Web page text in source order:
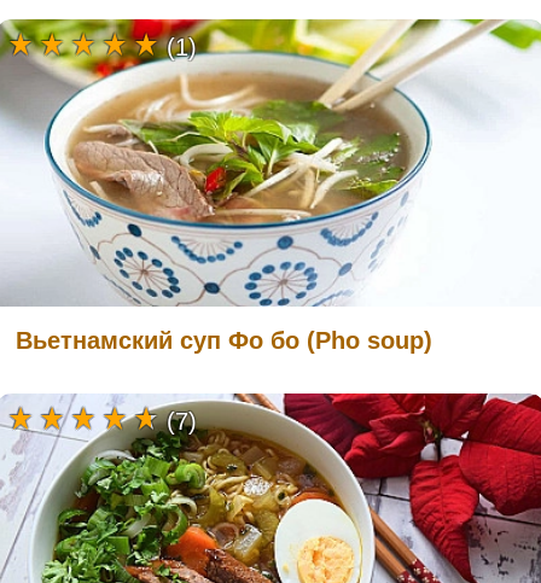
Вьетнамский суп Фо бо (Pho soup)
(1)
(7)